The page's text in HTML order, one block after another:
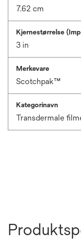
7.62 cm
Kjernestørrelse
3 in
Merkevare
Scotchpak™
Kategorinavn
Transdermale